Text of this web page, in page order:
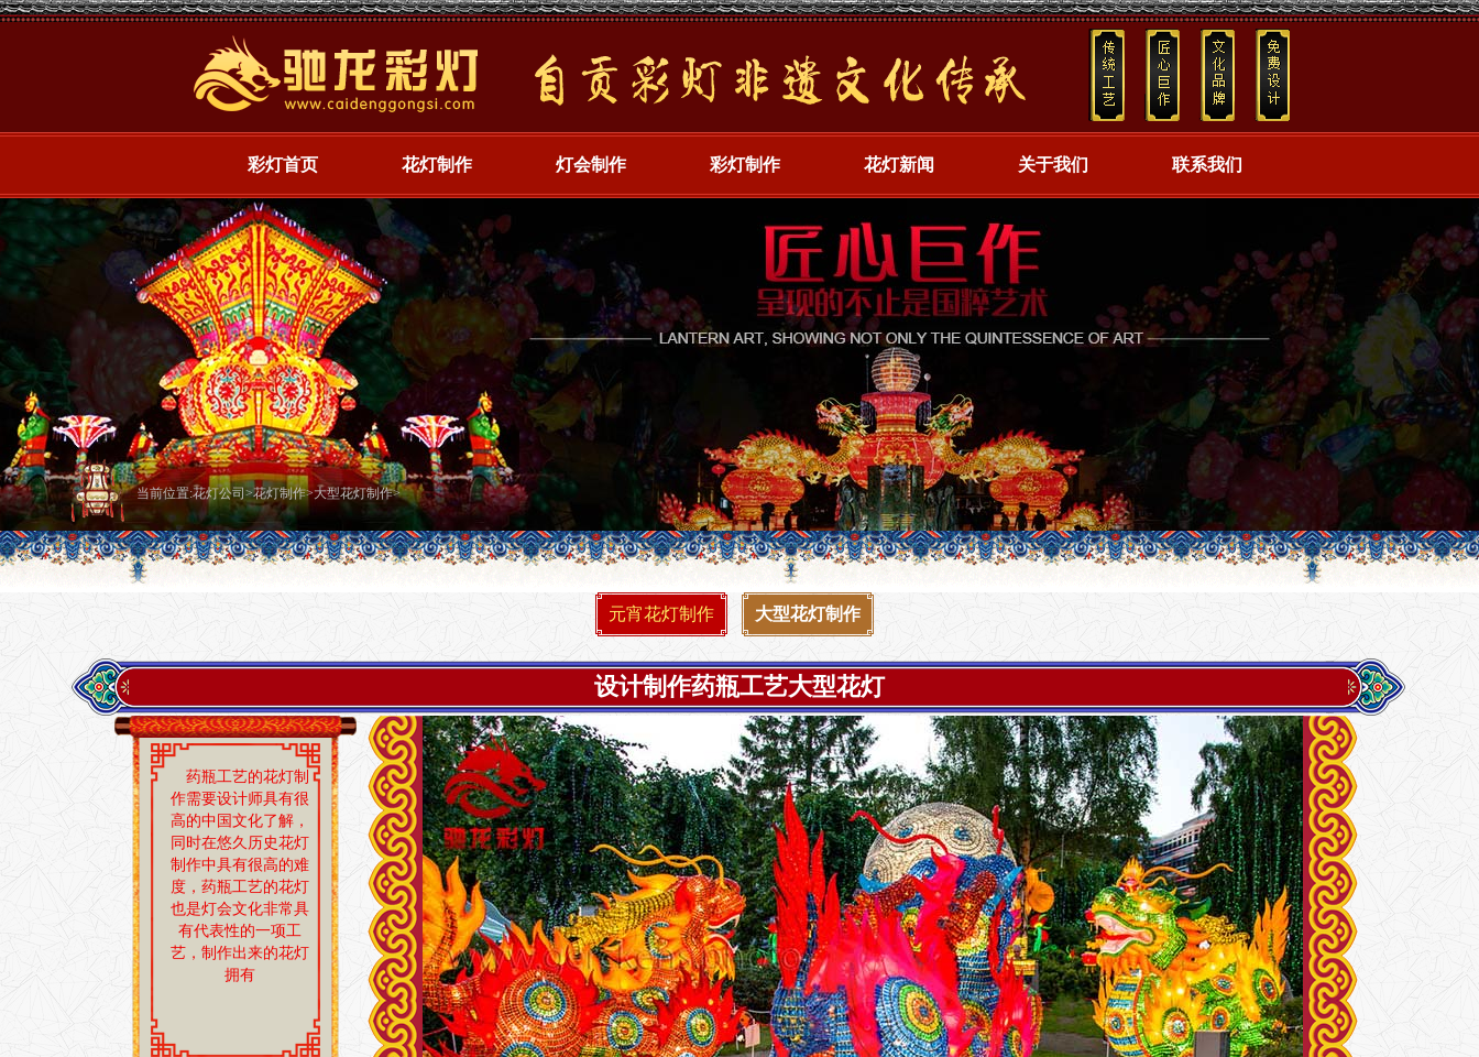
彩灯首页 花灯制作 灯会制作 彩灯制作 花灯新闻 关于我们 联系我们
当前位置:花灯公司 >花灯制作>大型花灯制作>
元宵花灯制作 大型花灯制作
设计制作药瓶工艺大型花灯
药瓶工艺的花灯制
作需要设计师具有很
高的中国文化了解，
同时在悠久历史花灯
制作中具有很高的难
度，药瓶工艺的花灯
也是灯会文化非常具
有代表性的一项工
艺，制作出来的花灯
拥有